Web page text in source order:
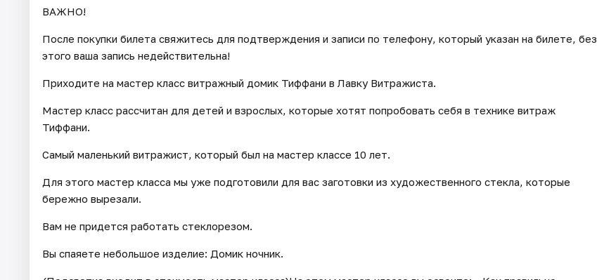
ВАЖНО!
После покупки билета свяжитесь для подтверждения и записи по телефону, который указан на билете, без
этого ваша запись недействительна!
Приходите на мастер класс витражный домик Тиффани в Лавку Витражиста.
Мастер класс рассчитан для детей и взрослых, которые хотят попробовать себя в технике витраж
Тиффани.
Самый маленький витражист, который был на мастер классе 10 лет.
Для этого мастер класса мы уже подготовили для вас заготовки из художественного стекла, которые
бережно вырезали.
Вам не придется работать стеклорезом.
Вы спаяете небольшое изделие: Домик ночник.